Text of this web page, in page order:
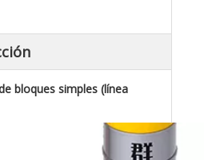
bloques simples (línea